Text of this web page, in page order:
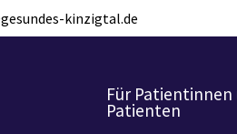
kinzigtal.de
Für Patientinnen
Patienten